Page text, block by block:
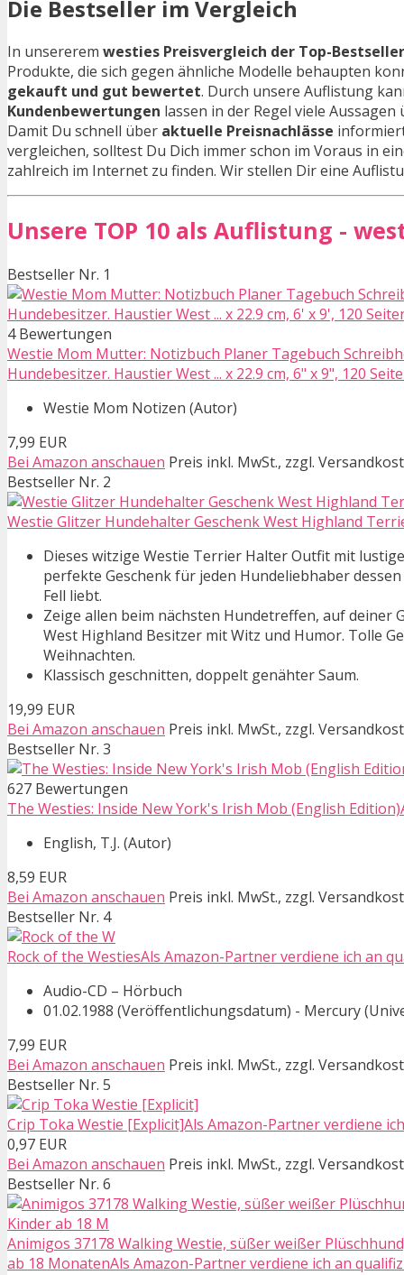
Die Bestseller im Vergleich
In unsererem westies Preisvergleich der Top-Bestseller
Produkte, die sich gegen ähnliche Modelle behaupten
gekauft und gut bewertet. Durch unsere Auflistung
Kundenbewertungen lassen in der Regel viele
Damit Du schnell über aktuelle Preisnachlässe
vergleichen, solltest Du Dich immer schon im Voraus in
zahlreich im Internet zu finden. Wir stellen Dir eine
Unsere TOP 10 als Auflistung -
Bestseller Nr. 1
4 Bewertungen
Westie Mom Mutter: Notizbuch Planer Tagebuch
Hundebesitzer. Haustier West ... x 22.9 cm, 6" x 9", 120
Westie Mom Notizen (Autor)
7,99 EUR
Bei Amazon anschauen Preis inkl. MwSt., zzgl.
Bestseller Nr. 2
Westie Glitzer Hundehalter Geschenk West Highland
Dieses witzige Westie Terrier Halter Outfit mit
perfekte Geschenk für jeden Hundeliebhaber
Fell liebt.
Zeige allen beim nächsten Hundetreffen, auf deiner
West Highland Besitzer mit Witz und Humor. Tolle
Weihnachten.
Klassisch geschnitten, doppelt genähter Saum.
19,99 EUR
Bei Amazon anschauen Preis inkl. MwSt., zzgl.
Bestseller Nr. 3
627 Bewertungen
The Westies: Inside New York's Irish Mob (English
English, T.J. (Autor)
8,59 EUR
Bei Amazon anschauen Preis inkl. MwSt., zzgl.
Bestseller Nr. 4
Rock of the WestiesAls Amazon-Partner verdiene ich an
Audio-CD – Hörbuch
01.02.1988 (Veröffentlichungsdatum) - Mercury
7,99 EUR
Bei Amazon anschauen Preis inkl. MwSt., zzgl.
Bestseller Nr. 5
Crip Toka Westie [Explicit]Als Amazon-Partner verdiene
0,97 EUR
Bei Amazon anschauen Preis inkl. MwSt., zzgl.
Bestseller Nr. 6
Animigos 37178 Walking Westie, süßer weißer
ab 18 MonatenAls Amazon-Partner verdiene ich an